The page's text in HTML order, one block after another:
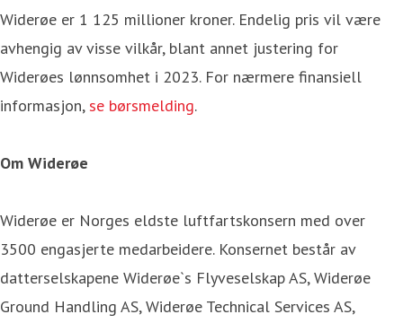
Widerøe er 1 125 millioner kroner. Endelig pris vil være
avhengig av visse vilkår, blant annet justering for
Widerøes lønnsomhet i 2023. For nærmere finansiell
informasjon,se børsmelding.
Om Widerøe
Widerøe er Norges eldste luftfartskonsern med over
3500 engasjerte medarbeidere. Konsernet består av
datterselskapene Widerøe`s Flyveselskap AS, Widerøe
Ground Handling AS, Widerøe Technical Services AS,